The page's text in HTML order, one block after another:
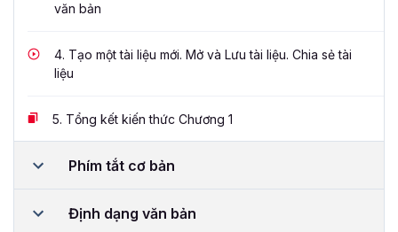
văn bản
4. Tạo một tài liệu mới. Mở và Lưu tài liệu. Chia sẻ tài
liệu
5. Tổng kết kiến thức Chương 1
Phím tắt cơ bản
Định dạng văn bản